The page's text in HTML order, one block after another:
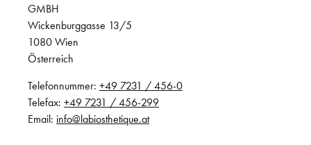
GMBH
Wickenburggasse 13/5
1080 Wien
Österreich
Telefonnummer: +49 7231 / 456-0
Telefax: +49 7231 / 456-299
Email: info@labiosthetique.at